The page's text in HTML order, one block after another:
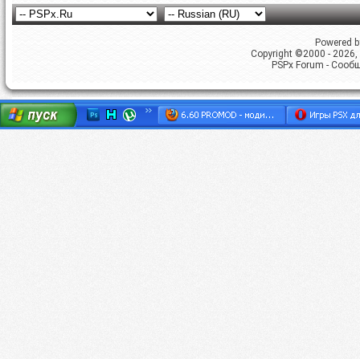
Powered
Copyright ©2000 -
PSPx Forum -